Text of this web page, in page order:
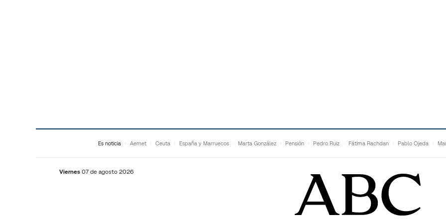
Es noticia Aemet Ceuta España y Marruecos Marta González Pensión Pedro Ruiz Fátima Rachdan Pablo Ojeda
Viernes 07 de agosto 2026